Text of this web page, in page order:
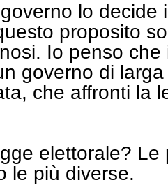
lo decide
proposito
Io penso
governo di
che affronti la
elettorale? Le
le più diverse.